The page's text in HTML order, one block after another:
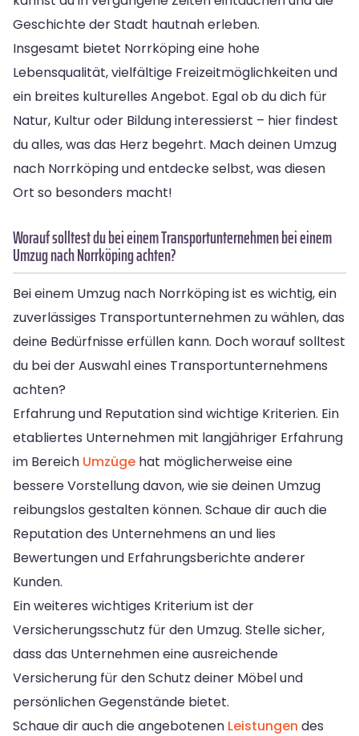
Geschichte der Stadt hautnah erleben.
Insgesamt bietet Norrköping eine hohe
Lebensqualität, vielfältige Freizeitmöglichkeiten und
ein breites kulturelles Angebot. Egal ob du dich für
Natur, Kultur oder Bildung interessierst – hier findest
du alles, was das Herz begehrt. Mach deinen Umzug
nach Norrköping und entdecke selbst, was diesen
Ort so besonders macht!
Worauf solltest du bei einem Transportunternehmen bei einem
Umzug nach Norrköping achten?
Bei einem Umzug nach Norrköping ist es wichtig, ein
zuverlässiges Transportunternehmen zu wählen, das
deine Bedürfnisse erfüllen kann. Doch worauf solltest
du bei der Auswahl eines Transportunternehmens
achten?
Erfahrung und Reputation sind wichtige Kriterien. Ein
etabliertes Unternehmen mit langjähriger Erfahrung
im Bereich Umzüge hat möglicherweise eine
bessere Vorstellung davon, wie sie deinen Umzug
reibungslos gestalten können. Schaue dir auch die
Reputation des Unternehmens an und lies
Bewertungen und Erfahrungsberichte anderer
Kunden.
Ein weiteres wichtiges Kriterium ist der
Versicherungsschutz für den Umzug. Stelle sicher,
dass das Unternehmen eine ausreichende
Versicherung für den Schutz deiner Möbel und
persönlichen Gegenstände bietet.
Schaue dir auch die angebotenen Leistungen des